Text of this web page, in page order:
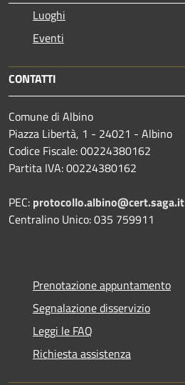
Luoghi
Eventi
CONTATTI
Comune di Albino
Piazza Libertà, 1 - 24021 - Albino
Codice Fiscale: 00224380162
Partita IVA: 00224380162
PEC: protocollo.albino@cert.saga.it
Centralino Unico: 035 759911
Prenotazione appuntamento
Segnalazione disservizio
Leggi le FAQ
Richiesta assistenza